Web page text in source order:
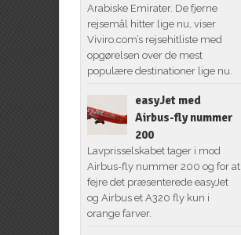
Arabiske Emirater. De fjerne
rejsemål hitter lige nu, viser
Viviro.com’s rejsehitliste med
opgørelsen over de mest
populære destinationer lige nu.
easyJet med
Airbus-fly nummer
200
Lavprisselskabet tager i mod
Airbus-fly nummer 200 og for at
fejre det præsenterede easyJet
og Airbus et A320 fly kun i
orange farver.